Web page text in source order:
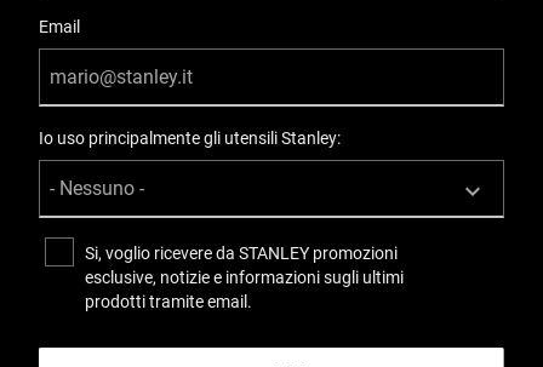
Email
Io uso principalmente gli utensili Stanley:
Si, voglio ricevere da STANLEY promozioni
esclusive, notizie e informazioni sugli ultimi
prodotti tramite email.